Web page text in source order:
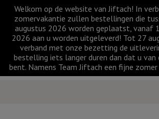
Welkom op de website van Jiftach! In
zomervakantie zullen bestellingen die
augustus 2026 worden geplaatst, vanaf
2026 aan u worden uitgeleverd! Tot 27
verband met onze bezetting de
bestelling iets langer duren dan dat u van
bent. Namens Team Jiftach een fijne